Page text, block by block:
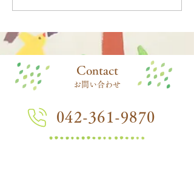
​Contact
お問い合わせ
042-361-9870